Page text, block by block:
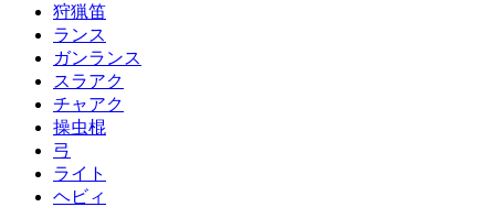
狩猟笛
ランス
ガンランス
スラアク
チャアク
操虫棍
弓
ライト
ヘビィ